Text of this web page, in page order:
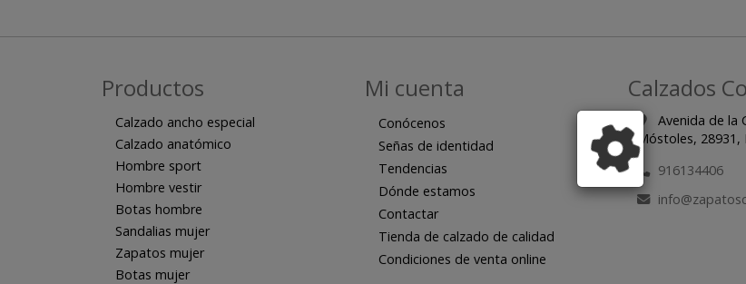
Productos
Calzado ancho especial
Calzado anatómico
Hombre sport
Hombre vestir
Botas hombre
Sandalias mujer
Zapatos mujer
Botas mujer
Mi cuenta
Conócenos
Señas de identidad
Tendencias
Dónde estamos
Contactar
Tienda de calzado de calidad
Condiciones de venta online
Calzados
Avenida de la
Móstoles, 28931,
916134406
info